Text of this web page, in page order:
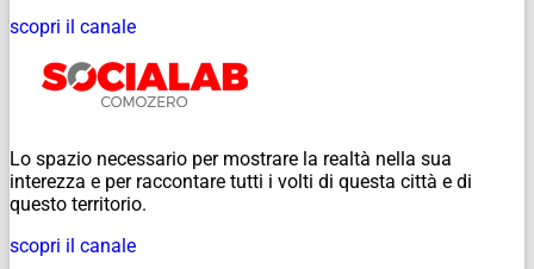
scopri il canale
Lo spazio necessario per mostrare la realtà nella sua
interezza e per raccontare tutti i volti di questa città e di
questo territorio.
scopri il canale